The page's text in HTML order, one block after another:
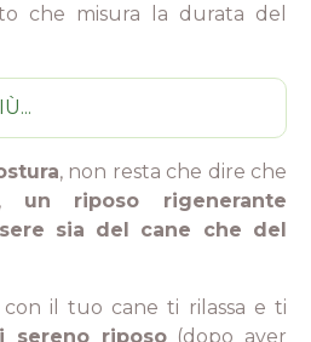
che misura la durata del
, non resta che dire che
un riposo rigenerante
sia del cane che del
il tuo cane ti rilassa e ti
sereno riposo(dopo aver